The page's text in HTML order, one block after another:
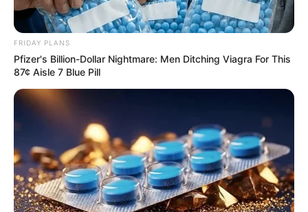
10 World Cup 2026 Facts Every Football Fan Should
Know
BRAINBERRIES
FRIDAY PLANS
Pfizer's Billion-Dollar Nightmare: Men Ditching Viagra For This
87¢ Aisle 7 Blue Pill